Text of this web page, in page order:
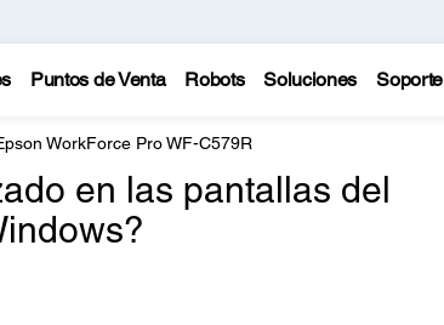
Puntos de Venta Robots Soluciones Soporte
WorkForce Pro WF-C579R
en las pantallas del